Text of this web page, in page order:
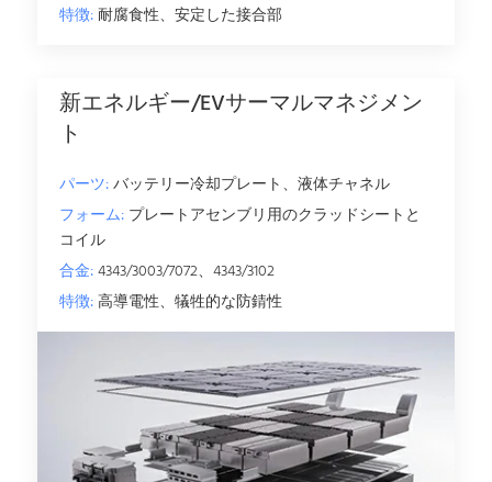
特徴:耐腐食性、安定した接合部
新エネルギー/EVサーマルマネジメン
ト
パーツ:バッテリー冷却プレート、液体チャネル
フォーム: プレートアセンブリ用のクラッドシートと
コイル
合金:4343/3003/7072、4343/3102
特徴:高導電性、犠牲的な防錆性